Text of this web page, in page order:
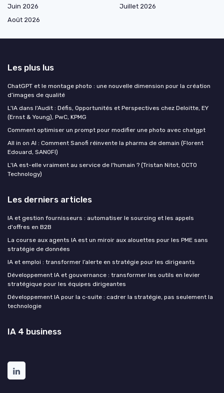
Juin 2026
Juillet 2026
Août 2026
Les plus lus
ChatGPT et le montage photo : une nouvelle dimension pour la création
d’images de qualité
L'IA dans l'Audit : Défis, Opportunités et Perspectives chez Deloitte, EY
(Ernst & Young), PwC, KPMG
Comment optimiser un prompt pour modifier une photo avec chatgpt
All in on AI : Comment Sanofi réinvente la pharma de demain (Florent
Edouard, SANOFI)
L'IA est-elle vraiment au service de l'humain ? (Tristan Nitot, OCTO
Technology)
Les derniers articles
IA et gestion fournisseurs : automatiser le sourcing et les appels
d'offres en B2B
La course aux agents IA est un miroir aux alouettes pour les PME sans
stratégie de données
IA et emploi : transformer l’alerte en stratégie pour les dirigeants
Développement IA et gouvernance : transformer les outils en levier
stratégique pour les équipes dirigeantes
Développement IA pour la c‑suite : cadrer la stratégie, pas seulement la
technologie
IA 4 business